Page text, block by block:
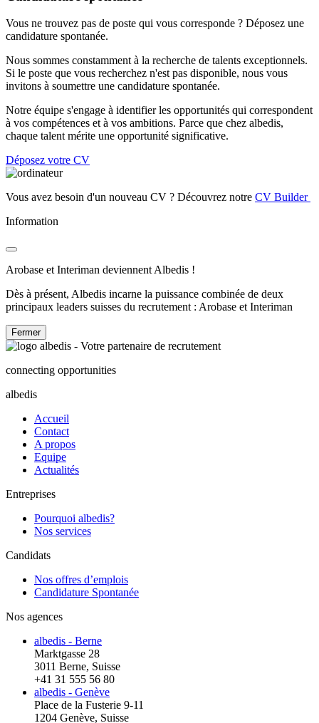
Vous ne trouvez pas de poste qui vous corresponde ? Déposez une
candidature spontanée.
Nous sommes constamment à la recherche de talents exceptionnels.
Si le poste que vous recherchez n'est pas disponible, nous vous
invitons à soumettre une candidature spontanée.
Notre équipe s'engage à identifier les opportunités qui correspondent
à vos compétences et à vos ambitions. Parce que chez albedis,
chaque talent mérite une opportunité significative.
Déposez votre CV
Vous avez besoin d'un nouveau CV ? Découvrez notre CV Builder
Information
Arobase et Interiman deviennent Albedis !
Dès à présent, Albedis incarne la puissance combinée de deux
principaux leaders suisses du recrutement : Arobase et Interiman
Fermer
connecting opportunities
albedis
Accueil
Contact
A propos
Equipe
Actualités
Entreprises
Pourquoi albedis?
Nos services
Candidats
Nos offres d’emplois
Candidature Spontanée
Nos agences
albedis - Berne
Marktgasse 28
3011 Berne, Suisse
+41 31 555 56 80
albedis - Genève
Place de la Fusterie 9-11
1204 Genève, Suisse